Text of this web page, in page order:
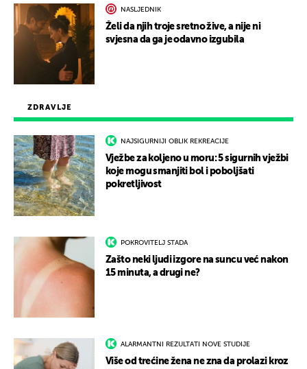
ZDRAVLJE
NAJSIGURNIJI OBLIK REKREACIJE
Vježbe za koljeno u moru: 5 sigurnih vježbi
koje mogu smanjiti bol i poboljšati
pokretljivost
POKROVITELJ STADA
Zašto neki ljudi izgore na suncu već nakon
15 minuta, a drugi ne?
ALARMANTNI REZULTATI NOVE STUDIJE
Više od trećine žena ne zna da prolazi kroz
NASLJEDNIK
Želi da njih troje sretno žive, a nije ni
svjesna da ga je odavno izgubila